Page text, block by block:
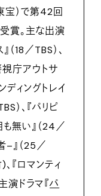
宝）で第42回
賞。主な出演
18／TBS）、
視庁アウトサ
ディングトレイ
）、『パリピ
も無い』（24／
–』（25／
『ロマンティ
演ドラマ『パ